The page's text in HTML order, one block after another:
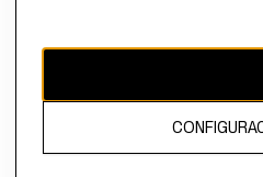
El contenido de esta página web
propiedad de H&M Hennes &